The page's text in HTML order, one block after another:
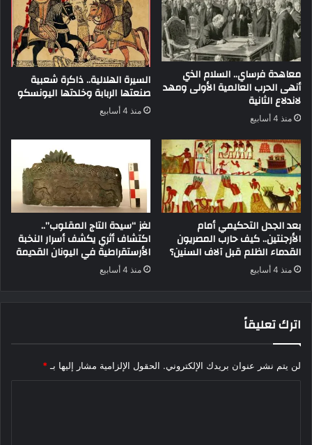
معاهدة فرساي.. السلام الذي
أنهى الحرب العالمية الأولى ومهد
لاندلاع الثانية
منذ 4 أسابيع
السيرة الهلالية.. ذاكرة شعبية
صنعتها الربابة وخلدتها اليونسكو
منذ 4 أسابيع
بعد الجدل التحكيمي أمام
الأرجنتين.. كيف حارب المصريون
القدماء الظلم قبل آلاف السنين؟
منذ 4 أسابيع
لغز “سيدة التاج المقلوب”..
اكتشاف أثري يكشف أسرار النخبة
الأرستقراطية في اليونان القديمة
منذ 4 أسابيع
اترك تعليقاً
لن يتم نشر عنوان بريدك الإلكتروني. الحقول الإلزامية مشار إليها بـ *